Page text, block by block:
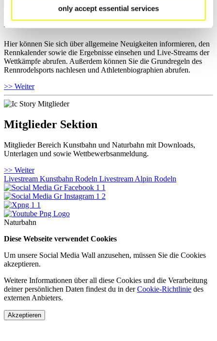
only accept essential services
Für Fans
Hier können Sie sich über allgemeine Neuigkeiten informieren, den
Rennkalender sowie die Ergebnisse einsehen und Live-Streams der
Wettkämpfe abrufen. Außerdem können Sie die Grundregeln des
Rennrodelsports nachlesen und Athletenbiographien abrufen.
>> Weiter
Mitglieder Sektion
Mitglieder Bereich Kunstbahn und Naturbahn mit Downloads,
Unterlagen und sowie Wettbewerbsanmeldung.
>> Weiter
Livestream Kunstbahn Rodeln Livestream Alpin Rodeln
Naturbahn
Diese Webseite verwendet Cookies
Um unsere Social Media Wall anzusehen, müssen Sie die Cookies
akzeptieren.
Weitere Informationen über all diese Cookies und die Verarbeitung
deiner persönlichen Daten findest du in derCookie-Richtlinie des
externen Anbieters.
Akzeptieren